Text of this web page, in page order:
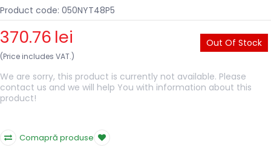
Product code: 050NYT48P5
370.76 lei
(Price includes VAT.)
Out Of Stock
We are sorry, this product is currently not available. Please
contact us and we will help You with information about this
product!
Comapră produse